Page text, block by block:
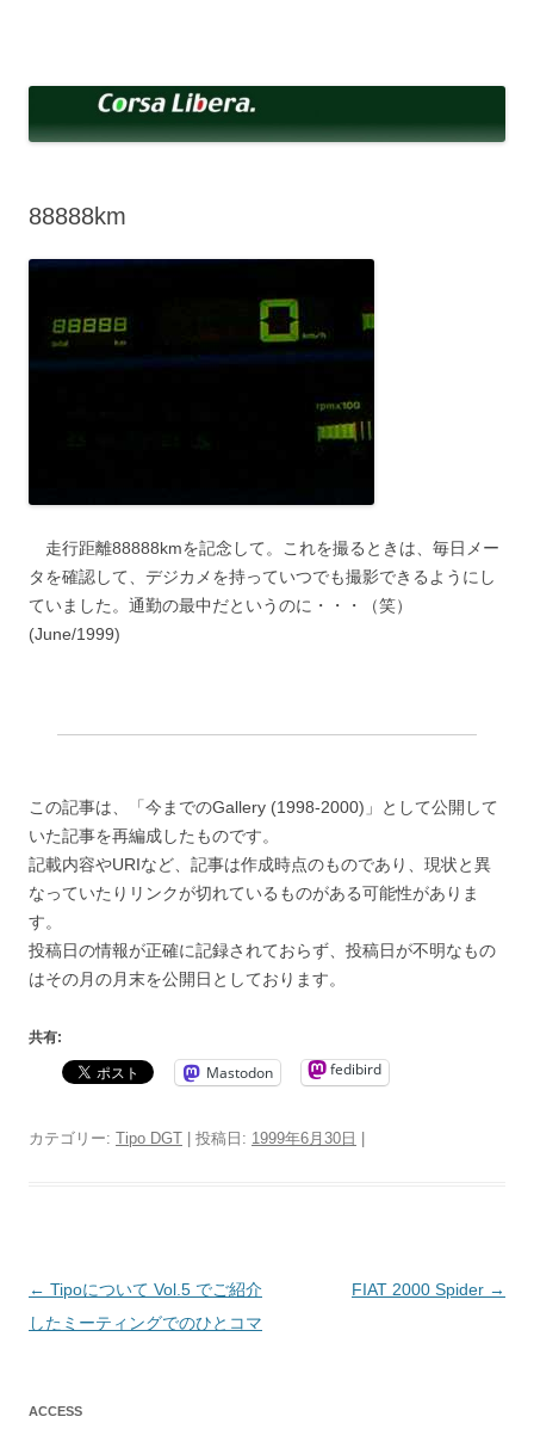
へ
ッ
88888km
走行距離88888kmを記念して。これを撮るときは、毎日メー
タを確認して、デジカメを持っていつでも撮影できるようにし
ていました。通勤の最中だというのに・・・（笑）
(June/1999)
この記事は、「今までのGallery (1998-2000)」として公開して
いた記事を再編成したものです。
記載内容やURIなど、記事は作成時点のものであり、現状と異
なっていたりリンクが切れているものがある可能性がありま
す。
投稿日の情報が正確に記録されておらず、投稿日が不明なもの
はその月の月末を公開日としております。
共有:
Mastodon fedibird
カテゴリー: Tipo DGT | 投稿日: 1999年6月30日 |
投
稿
← Tipoについて Vol.5 でご紹介
したミーティングでのひとコマ
FIAT 2000 Spider →
ACCESS